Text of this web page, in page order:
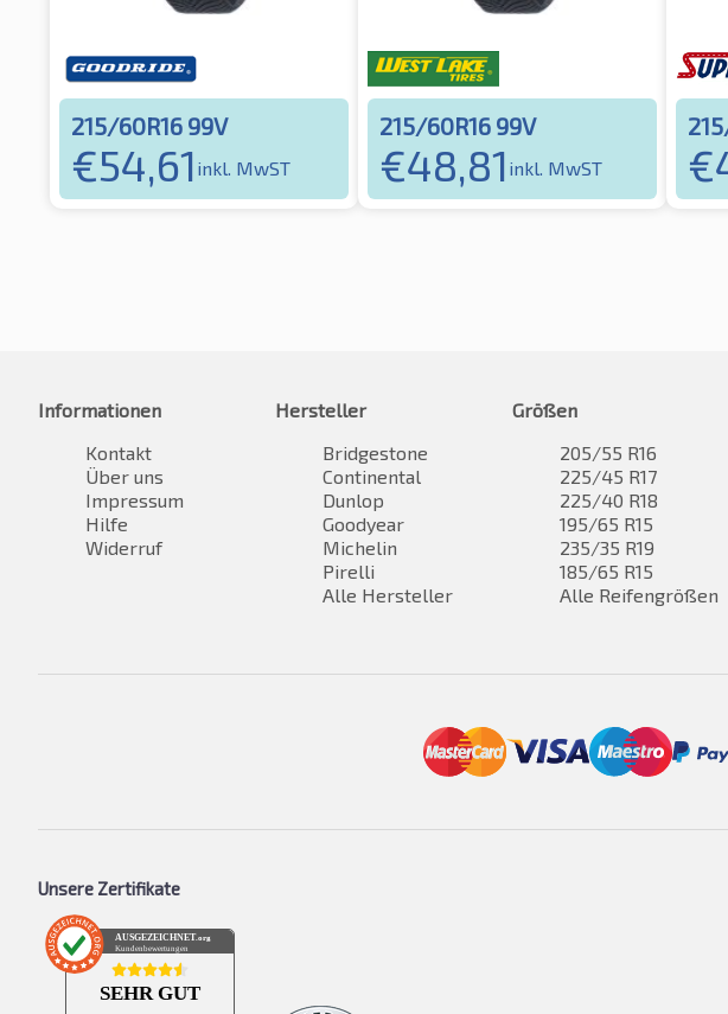
215/60R16 99V
€54,61 inkl. MwST
215/60R16 99V
€48,81 inkl. MwST €
Informationen
Kontakt
Über uns
Impressum
Hilfe
Widerruf
Hersteller
Bridgestone
Continental
Dunlop
Goodyear
Michelin
Pirelli
Alle Hersteller
Größen
205/55 R16
225/45 R17
225/40 R18
195/65 R15
235/35 R19
185/65 R15
Alle Reifengrößen
Unsere Zertifikate
AUSGEZEICHNET.org
Kundenbewertungen
SEHR GUT